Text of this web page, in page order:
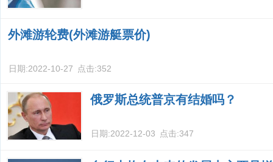
外滩游轮费(外滩游艇票价)
日期:2022-10-27 点击:352
俄罗斯总统普京有结婚吗？
日期:2022-12-03 点击:347